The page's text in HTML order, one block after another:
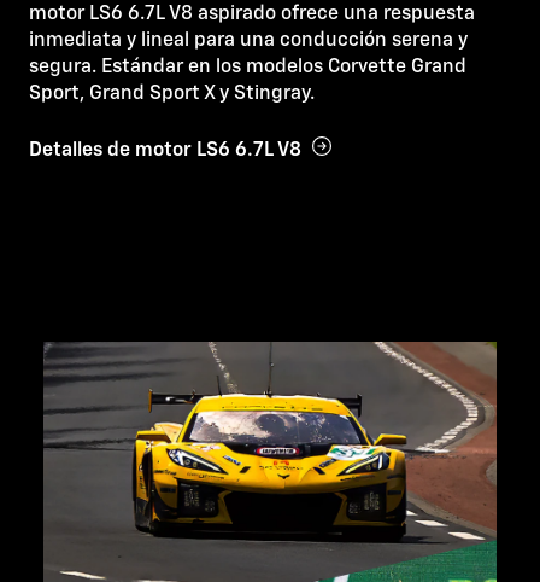
motor LS6 6.7L V8 aspirado ofrece una respuesta
inmediata y lineal para una conducción serena y
segura. Estándar en los modelos Corvette Grand
Sport, Grand Sport X y Stingray.
Detalles de motor LS6 6.7L V8